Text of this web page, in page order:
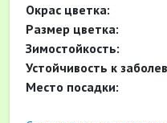
Окрас цветка:
Размер цветка:
Зимостойкость:
Устойчивость к
Место посадки: